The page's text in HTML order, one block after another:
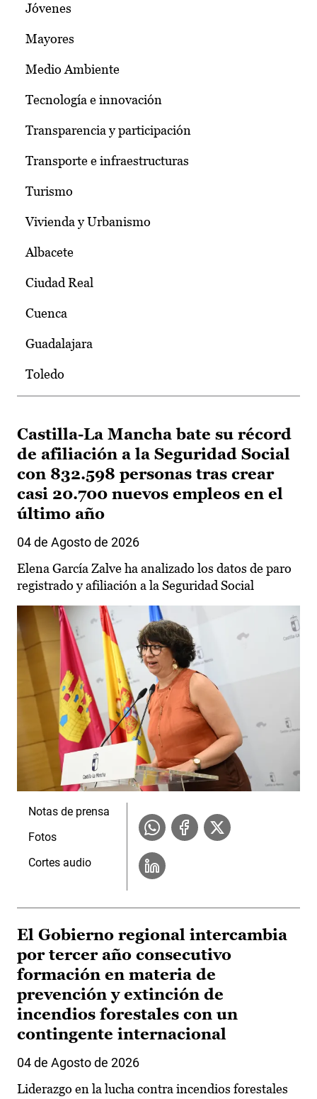
Jóvenes
Mayores
Medio Ambiente
Tecnología e innovación
Transparencia y participación
Transporte e infraestructuras
Turismo
Vivienda y Urbanismo
Albacete
Ciudad Real
Cuenca
Guadalajara
Toledo
Castilla-La Mancha bate su récord
de afiliación a la Seguridad Social
con 832.598 personas tras crear
casi 20.700 nuevos empleos en el
último año
04 de Agosto de 2026
Elena García Zalve ha analizado los datos de paro
registrado y afiliación a la Seguridad Social
Notas de prensa
Fotos
Cortes audio
El Gobierno regional intercambia
por tercer año consecutivo
formación en materia de
prevención y extinción de
incendios forestales con un
contingente internacional
04 de Agosto de 2026
Liderazgo en la lucha contra incendios forestales